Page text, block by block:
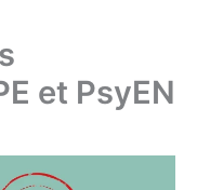
et PsyEN